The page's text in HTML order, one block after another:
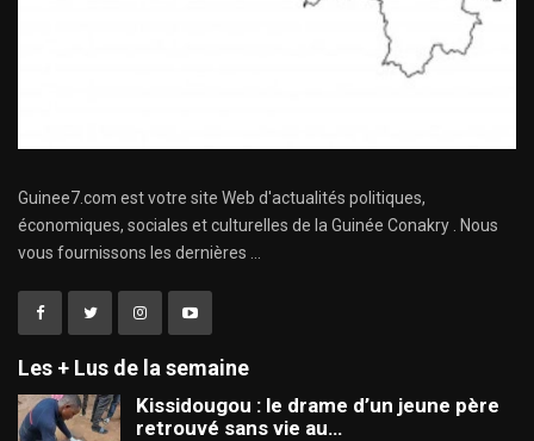
Guinee7.com est votre site Web d'actualités politiques,
économiques, sociales et culturelles de la Guinée Conakry . Nous
vous fournissons les dernières ...
Les + Lus de la semaine
Kissidougou : le drame d’un jeune père
retrouvé sans vie au…